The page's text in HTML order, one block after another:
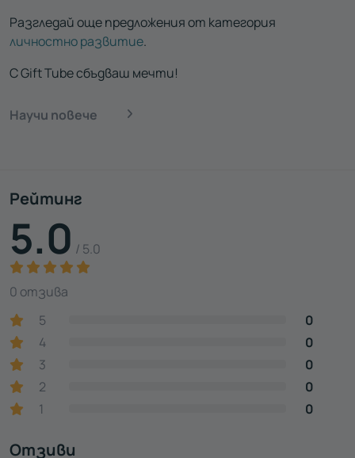
Разгледай още предложения от категория
личностно развитие.
С Gift Tube сбъдваш мечти!
Научи повече
Рейтинг
5.0 / 5.0
0 отзива
5
0
4
0
3
0
2
0
1
0
Отзиви